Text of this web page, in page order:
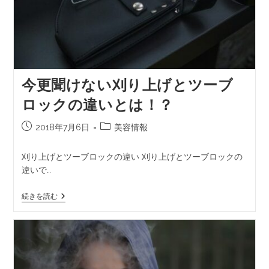
今更聞けない刈り上げとツーブ
ロックの違いとは！？
2018年7月6日 美容情報
刈り上げとツーブロックの違い 刈り上げとツーブロックの
違いで…
続きを読む